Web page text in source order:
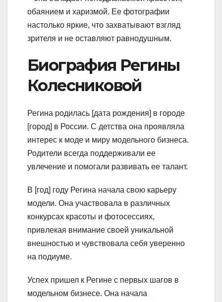
обаянием и харизмой. Ее фотографии
настолько яркие, что захватывают взгляд
зрителя и не оставляют равнодушным.
Биография Регины
Колесниковой
Регина родилась [дата рождения] в городе
[город] в России. С детства она проявляла
интерес к моде и миру модельного бизнеса.
Родители всегда поддерживали ее
увлечение и помогали развивать ее талант.
В [год] году Регина начала свою карьеру
модели. Она участвовала в различных
конкурсах красоты и фотосессиях,
привлекая внимание своей уникальной
внешностью и чувствовала себя уверенно
на подиуме.
Успех пришел к Регине с первых шагов в
модельном бизнесе. Она начала